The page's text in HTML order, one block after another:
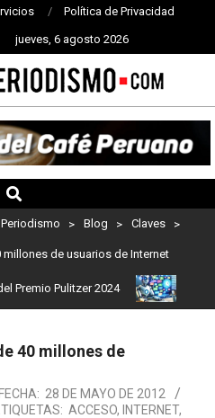
Política de Privacidad
jueves, 6 agosto 2026
> Blog > Claves >
de usuarios de Internet
Pulitzer 2024 Usuarios
40 millones de
FECHA: 28 DE MAYO DE 2012
ACCESO, INTERNET,